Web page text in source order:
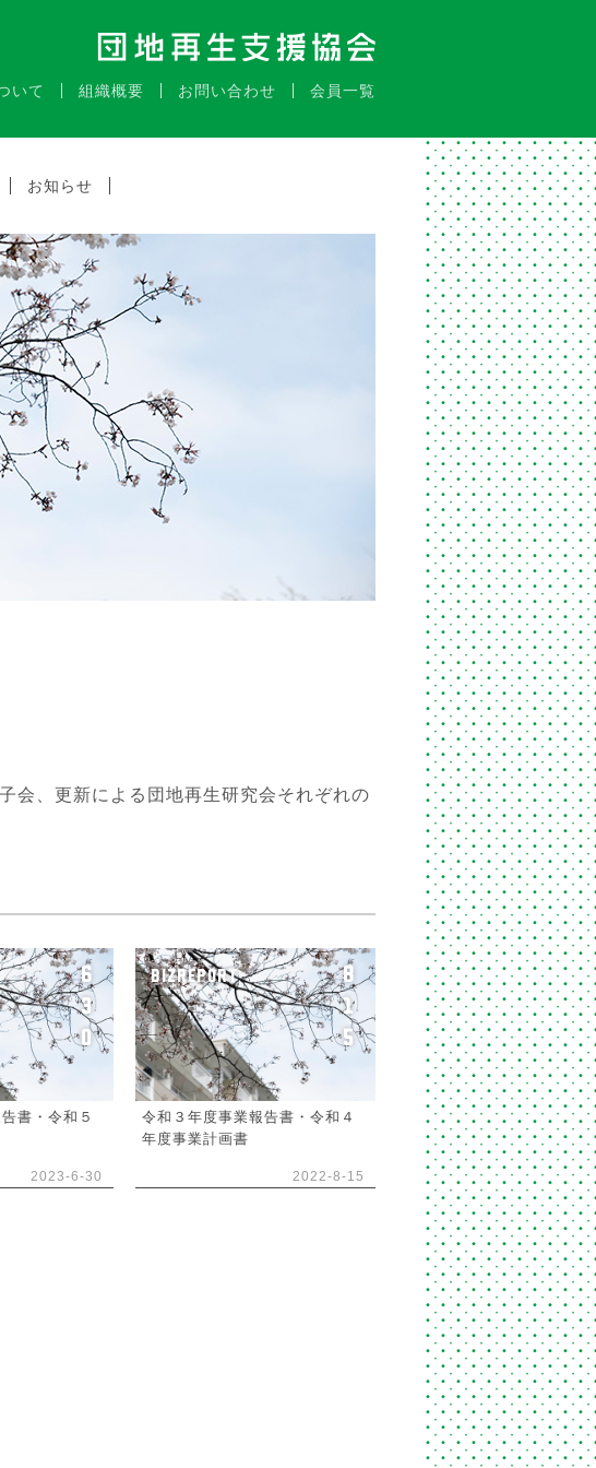
いて 組織概要 お問い合わせ 会員一覧
お知らせ
会、更新による団地再生研究会それぞれの
6
3
0
書・令和５
2023-6-30
BIZREPORT
8
1
5
令和３年度事業報告書・令和４
年度事業計画書
2022-8-15